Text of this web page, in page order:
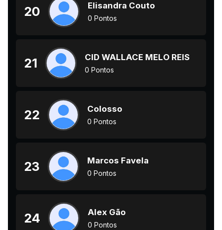
20 Elisandra Couto
0 Pontos
21 CID WALLACE MELO REIS
0 Pontos
22 Colosso
0 Pontos
23 Marcos Favela
0 Pontos
24 Alex Gão
0 Pontos